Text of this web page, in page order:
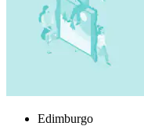
Edimburgo